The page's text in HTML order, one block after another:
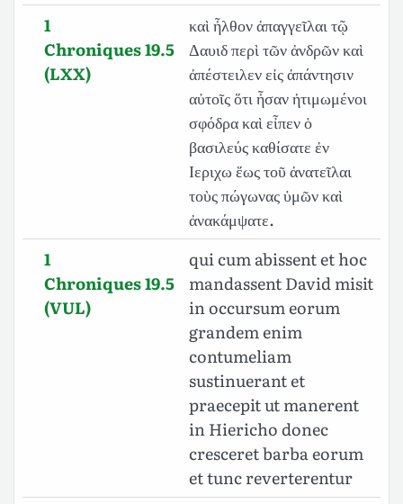
1
Chroniques 19.5
(LXX)
καὶ ἦλθον ἀπαγγεῖλαι τῷ
Δαυιδ περὶ τῶν ἀνδρῶν καὶ
ἀπέστειλεν εἰς ἀπάντησιν
αὐτοῖς ὅτι ἦσαν ἠτιμωμένοι
σφόδρα καὶ εἶπεν ὁ
βασιλεύς καθίσατε ἐν
Ιεριχω ἕως τοῦ ἀνατεῖλαι
τοὺς πώγωνας ὑμῶν καὶ
ἀνακάμψατε.
1
Chroniques 19.5
(VUL)
qui cum abissent et hoc
mandassent David misit
in occursum eorum
grandem enim
contumeliam
sustinuerant et
praecepit ut manerent
in Hiericho donec
cresceret barba eorum
et tunc reverterentur